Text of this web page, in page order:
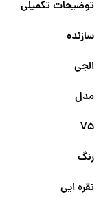
توضیحات تکمیلی
سازنده
الجی
مدل
V5
رنگ
نقره ایی